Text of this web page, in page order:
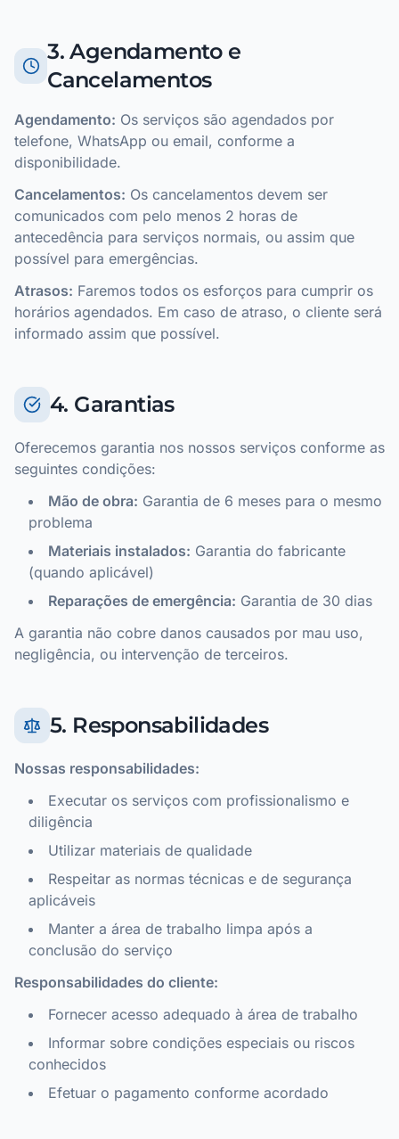
3. Agendamento e
Cancelamentos
Agendamento: Os serviços são agendados por
telefone, WhatsApp ou email, conforme a
disponibilidade.
Cancelamentos: Os cancelamentos devem ser
comunicados com pelo menos 2 horas de
antecedência para serviços normais, ou assim que
possível para emergências.
Atrasos: Faremos todos os esforços para cumprir os
horários agendados. Em caso de atraso, o cliente será
informado assim que possível.
4. Garantias
Oferecemos garantia nos nossos serviços conforme as
seguintes condições:
Mão de obra: Garantia de 6 meses para o mesmo
problema
Materiais instalados: Garantia do fabricante
(quando aplicável)
Reparações de emergência: Garantia de 30 dias
A garantia não cobre danos causados por mau uso,
negligência, ou intervenção de terceiros.
5. Responsabilidades
Nossas responsabilidades:
Executar os serviços com profissionalismo e
diligência
Utilizar materiais de qualidade
Respeitar as normas técnicas e de segurança
aplicáveis
Manter a área de trabalho limpa após a
conclusão do serviço
Responsabilidades do cliente:
Fornecer acesso adequado à área de trabalho
Informar sobre condições especiais ou riscos
conhecidos
Efetuar o pagamento conforme acordado